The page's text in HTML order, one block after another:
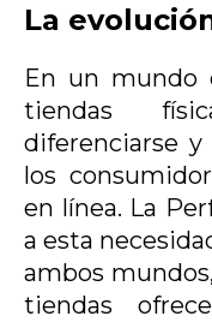
La
En un mundo
tiendas
diferenciarse y
los
en línea. La
a esta
ambos
tiendas